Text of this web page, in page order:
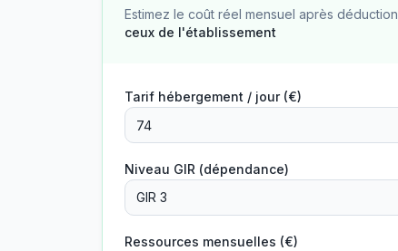
Estimez le coût réel mensuel après
ceux de l'établissement
Tarif hébergement / jour (€)
Niveau GIR (dépendance)
GIR 3
Ressources mensuelles (€)